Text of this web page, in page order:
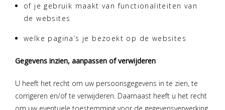
of je gebruik maakt van functionaliteiten van
de websites
welke pagina’s je bezoekt op de websites
Gegevens inzien, aanpassen of verwijderen
U heeft het recht om uw persoonsgegevens in te zien, te
corrigeren en/of te verwijderen. Daarnaast heeft u het recht